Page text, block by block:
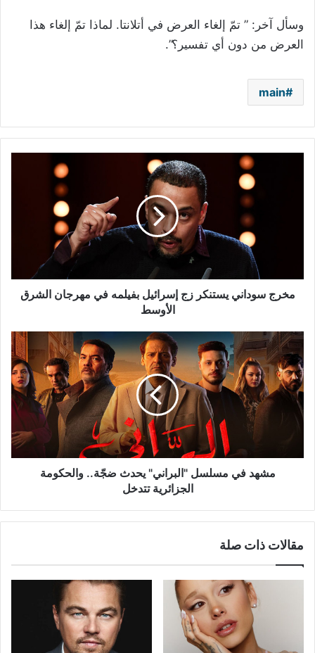
وسأل آخر: ” تمّ إلغاء العرض في أتلانتا. لماذا تمّ إلغاء هذا
العرض من دون أي تفسير؟”.
main
الشرق
الأوسط
مخرج سوداني يستنكر زج إسرائيل بفيلمه في مهرجان الشرق
الأوسط
مشهد
في
مسلسل
"البراني"
يحدث
ضجّة..
الجزائرية
تتدخل
مشهد في مسلسل "البراني" يحدث ضجّة.. والحكومة
الجزائرية تتدخل
مقالات ذات صلة